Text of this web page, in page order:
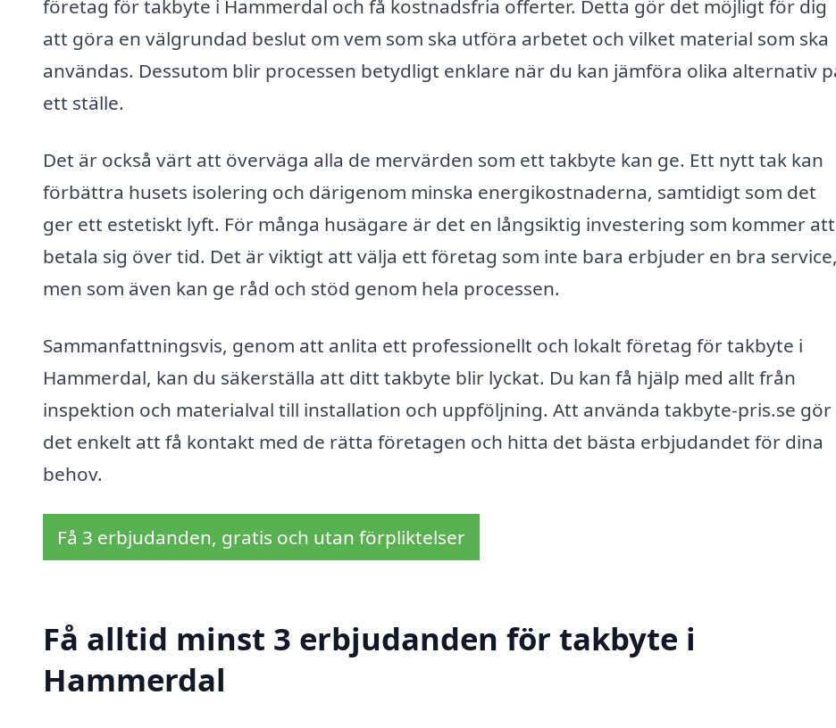
företag för takbyte i Hammerdal och få kostnadsfria offerter. Detta gör det möjligt för dig
att göra en välgrundad beslut om vem som ska utföra arbetet och vilket material som ska
användas. Dessutom blir processen betydligt enklare när du kan jämföra olika alternativ
ett ställe.
Det är också värt att överväga alla de mervärden som ett takbyte kan ge. Ett nytt tak kan
förbättra husets isolering och därigenom minska energikostnaderna, samtidigt som det
ger ett estetiskt lyft. För många husägare är det en långsiktig investering som kommer att
betala sig över tid. Det är viktigt att välja ett företag som inte bara erbjuder en bra service,
men som även kan ge råd och stöd genom hela processen.
Sammanfattningsvis, genom att anlita ett professionellt och lokalt företag för takbyte i
Hammerdal, kan du säkerställa att ditt takbyte blir lyckat. Du kan få hjälp med allt från
inspektion och materialval till installation och uppföljning. Att använda takbyte-pris.se gör
det enkelt att få kontakt med de rätta företagen och hitta det bästa erbjudandet för dina
behov.
Få 3 erbjudanden, gratis och utan förpliktelser
Få alltid minst 3 erbjudanden för takbyte i
Hammerdal